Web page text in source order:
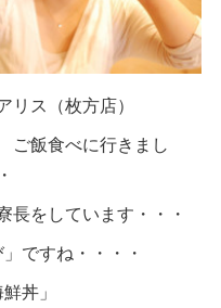
ス（枚方店）
飯食べに行きまし
をしています・・・
ですね・・・・
丼」